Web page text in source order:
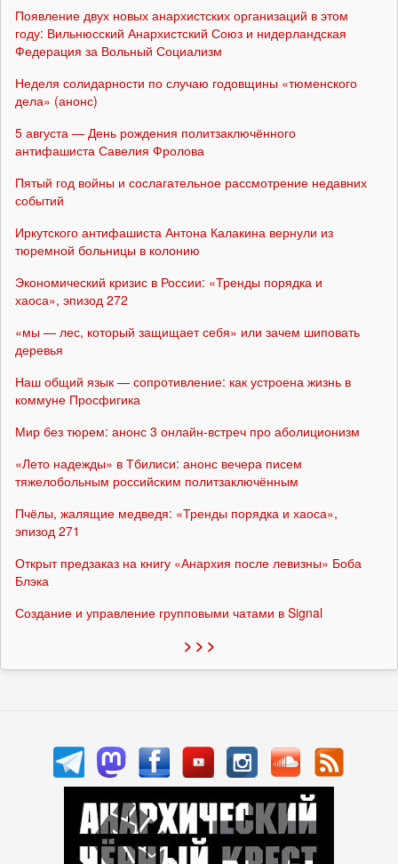
Появление двух новых анархистских организаций в этом
году: Вильнюсский Анархистский Союз и нидерландская
Федерация за Вольный Социализм
Неделя солидарности по случаю годовщины «тюменского
дела» (анонс)
5 августа — День рождения политзаключённого
антифашиста Савелия Фролова
Пятый год войны и сослагательное рассмотрение недавних
событий
Иркутского антифашиста Антона Калакина вернули из
тюремной больницы в колонию
Экономический кризис в России: «Тренды порядка и
хаоса», эпизод 272
«мы — лес, который защищает себя» или зачем шиповать
деревья
Наш общий язык — сопротивление: как устроена жизнь в
коммуне Просфигика
Мир без тюрем: анонс 3 онлайн-встреч про аболиционизм
«Лето надежды» в Тбилиси: анонс вечера писем
тяжелобольным российским политзаключённым
Пчёлы, жалящие медведя: «Тренды порядка и хаоса»,
эпизод 271
Открыт предзаказ на книгу «Анархия после левизны» Боба
Блэка
Создание и управление групповыми чатами в Signal
> > >